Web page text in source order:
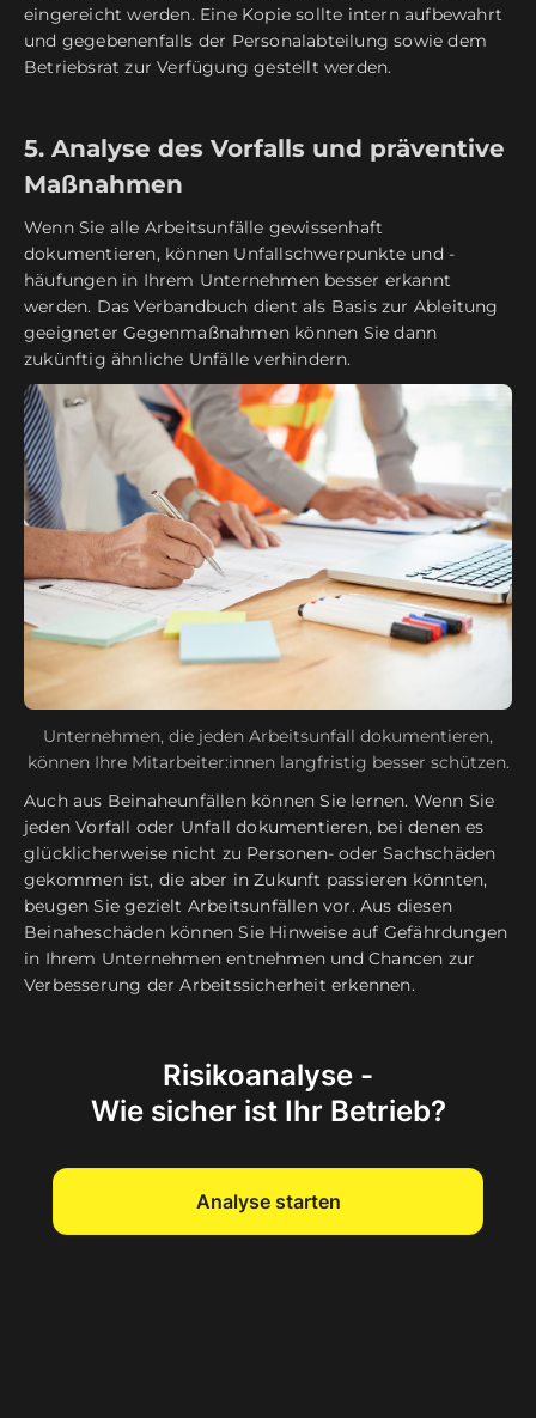
eingereicht werden. Eine Kopie sollte intern aufbewahrt
und gegebenenfalls der Personalabteilung sowie dem
Betriebsrat zur Verfügung gestellt werden.
5. Analyse des Vorfalls und präventive
Maßnahmen
Wenn Sie alle Arbeitsunfälle gewissenhaft
dokumentieren, können Unfallschwerpunkte und -
häufungen in Ihrem Unternehmen besser erkannt
werden. Das Verbandbuch dient als Basis zur Ableitung
geeigneter Gegenmaßnahmen können Sie dann
zukünftig ähnliche Unfälle verhindern.
Unternehmen, die jeden Arbeitsunfall dokumentieren,
können Ihre Mitarbeiter:innen langfristig besser schützen.
Auch aus Beinaheunfällen können Sie lernen. Wenn Sie
jeden Vorfall oder Unfall dokumentieren, bei denen es
glücklicherweise nicht zu Personen- oder Sachschäden
gekommen ist, die aber in Zukunft passieren könnten,
beugen Sie gezielt Arbeitsunfällen vor. Aus diesen
Beinaheschäden können Sie Hinweise auf Gefährdungen
in Ihrem Unternehmen entnehmen und Chancen zur
Verbesserung der Arbeitssicherheit erkennen.